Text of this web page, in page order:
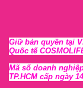
Giữ bản quyền tại
Quốc tế
Mã số doanh
TP.HCM cấp ngày